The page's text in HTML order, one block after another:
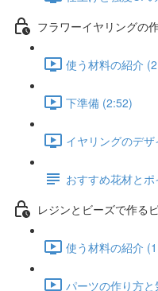
フラワーイヤリングの
使う材料の紹介
下準備 (2:52)
イヤリングのデ
おすすめ花材とポ
レジンとビーズで作る
使う材料の紹介
パーツの作り方